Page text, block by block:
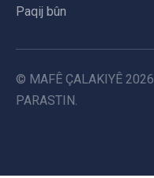
Paqij bûn
© MAFÊ ÇALAKIYÊ 2026
PARASTIN.